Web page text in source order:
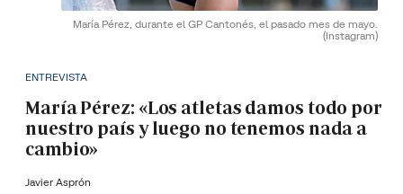
María Pérez, durante el GP Cantonés, el pasado mes de mayo.
(Instagram)
ENTREVISTA
María Pérez: «Los atletas damos todo por
nuestro país y luego no tenemos nada a
cambio»
Javier Asprón